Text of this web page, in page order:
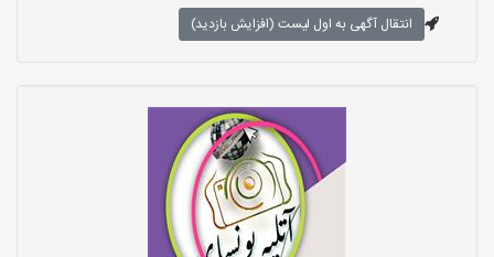
انتقال آگهی به اول لیست (افزایش بازدید)